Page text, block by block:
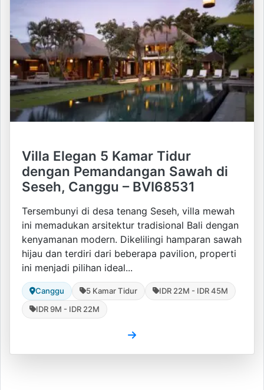
Villa Elegan 5 Kamar Tidur
dengan Pemandangan Sawah di
Seseh, Canggu – BVI68531
Tersembunyi di desa tenang Seseh, villa mewah
ini memadukan arsitektur tradisional Bali dengan
kenyamanan modern. Dikelilingi hamparan sawah
hijau dan terdiri dari beberapa pavilion, properti
ini menjadi pilihan ideal...
Canggu 5 Kamar Tidur
IDR 22M - IDR 45M
IDR 9M - IDR 22M